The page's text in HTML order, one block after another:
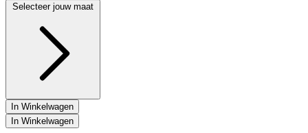
Selecteer jouw maat
In Winkelwagen
In Winkelwagen